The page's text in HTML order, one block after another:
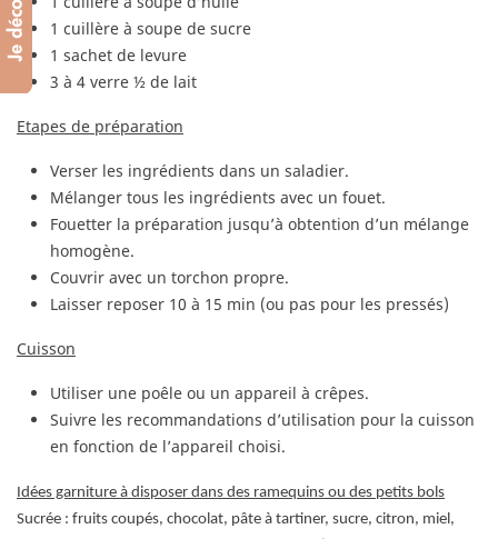
1 cuillère à soupe de sucre
1 sachet de levure
3 à 4 verre ½ de lait
Etapes de préparation
Verser les ingrédients dans un saladier.
Mélanger tous les ingrédients avec un fouet.
Fouetter la préparation jusqu’à obtention d’un mélange
homogène.
Couvrir avec un torchon propre.
Laisser reposer 10 à 15 min (ou pas pour les pressés)
Cuisson
Utiliser une poêle ou un appareil à crêpes.
Suivre les recommandations d’utilisation pour la cuisson
en fonction de l’appareil choisi.
Idées garniture à disposer dans des ramequins ou des petits bols
Sucrée : fruits coupés, chocolat, pâte à tartiner, sucre, citron, miel,